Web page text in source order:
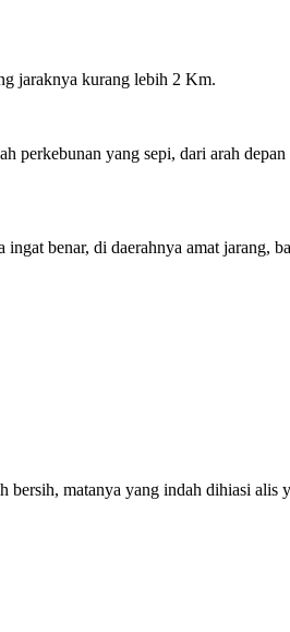
jaraknya kurang lebih 2 Km.
perkebunan yang sepi, dari arah
benar, di daerahnya amat jarang,
bersih, matanya yang indah dihiasi alis